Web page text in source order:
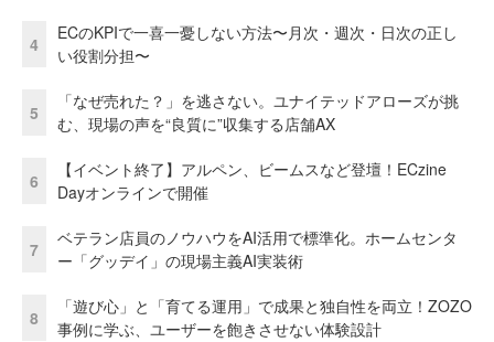
4
ECのKPIで一喜一憂しない方法〜月次・週次・日次の正し
い役割分担〜
5
「なぜ売れた？」を逃さない。ユナイテッドアローズが挑
む、現場の声を“良質に”収集する店舗AX
6
【イベント終了】アルペン、ビームスなど登壇！ECzine
Dayオンラインで開催
7
ベテラン店員のノウハウをAI活用で標準化。ホームセンタ
ー「グッデイ」の現場主義AI実装術
8
「遊び心」と「育てる運用」で成果と独自性を両立！ZOZO
事例に学ぶ、ユーザーを飽きさせない体験設計